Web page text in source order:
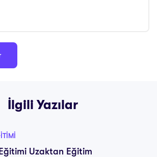
İlgili Yazılar
Uzaktan Eğitim